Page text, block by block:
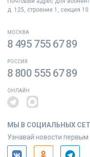
д. 125, строение 1, секция 10
МОСКВА
8 495 755 67 89
РОССИЯ
8 800 555 67 89
ОНЛАЙН
МЫ В СОЦИАЛЬНЫХ
Узнавай новости первым